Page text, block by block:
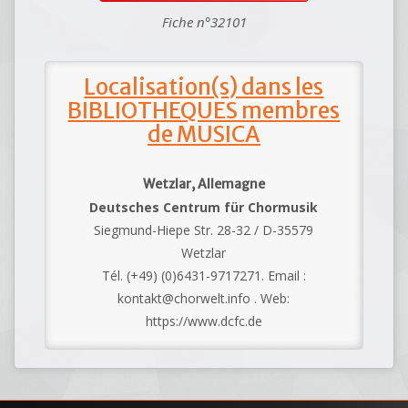
Fiche n°32101
Localisation(s) dans les
BIBLIOTHEQUES membres
de MUSICA
Wetzlar, Allemagne
Deutsches Centrum für Chormusik
Siegmund-Hiepe Str. 28-32 / D-35579
Wetzlar
Tél. (+49) (0)6431-9717271. Email :
kontakt@chorwelt.info . Web:
https://www.dcfc.de